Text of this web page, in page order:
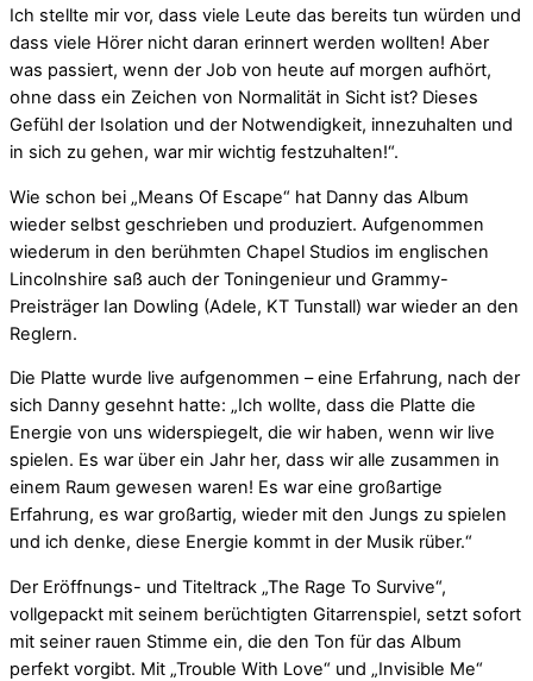
Ich stellte mir vor, dass viele Leute das bereits tun würden und
dass viele Hörer nicht daran erinnert werden wollten! Aber
was passiert, wenn der Job von heute auf morgen aufhört,
ohne dass ein Zeichen von Normalität in Sicht ist? Dieses
Gefühl der Isolation und der Notwendigkeit, innezuhalten und
in sich zu gehen, war mir wichtig festzuhalten!“.
Wie schon bei „Means Of Escape“ hat Danny das Album
wieder selbst geschrieben und produziert. Aufgenommen
wiederum in den berühmten Chapel Studios im englischen
Lincolnshire saß auch der Toningenieur und Grammy-
Preisträger Ian Dowling (Adele, KT Tunstall) war wieder an den
Reglern.
Die Platte wurde live aufgenommen – eine Erfahrung, nach der
sich Danny gesehnt hatte: „Ich wollte, dass die Platte die
Energie von uns widerspiegelt, die wir haben, wenn wir live
spielen. Es war über ein Jahr her, dass wir alle zusammen in
einem Raum gewesen waren! Es war eine großartige
Erfahrung, es war großartig, wieder mit den Jungs zu spielen
und ich denke, diese Energie kommt in der Musik rüber.“
Der Eröffnungs- und Titeltrack „The Rage To Survive“,
vollgepackt mit seinem berüchtigten Gitarrenspiel, setzt sofort
mit seiner rauen Stimme ein, die den Ton für das Album
perfekt vorgibt. Mit „Trouble With Love“ und „Invisible Me“